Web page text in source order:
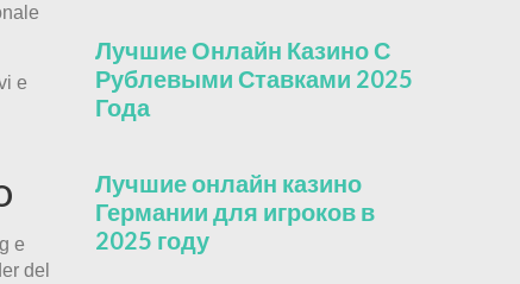
e
e
del
Лучшие Онлайн Казино С
Рублевыми Ставками 2025
Года
Лучшие онлайн казино
Германии для игроков в
2025 году